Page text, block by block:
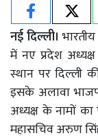
नई दिल्ली।
में नए प्रदेश
स्थान पर दिल्ली
इसके अलावा
अध्यक्ष के नामों
महासचिव अरुण